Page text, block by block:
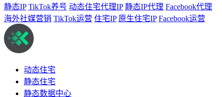
静态IP TikTok养号 动态住宅代理IP 静态IP代理 Facebook代理
海外社媒营销 TikTok运营 住宅IP 原生住宅IP Facebook运营
动态住宅
静态住宅
静态数据中心